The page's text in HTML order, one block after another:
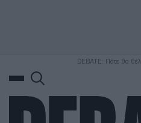
DEBATE: Πότε θα